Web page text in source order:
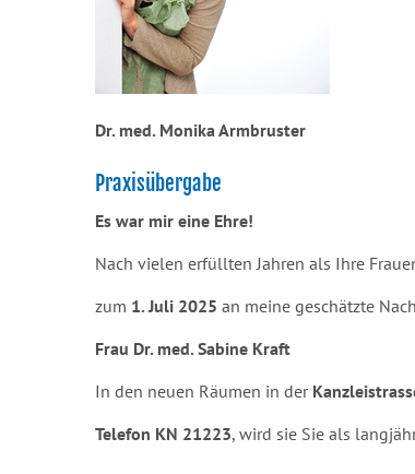
Dr. med. Monika Armbruster
Praxisübergabe
Es war mir eine Ehre!
Nach vielen erfüllten Jahren als Ihre
zum 1. Juli 2025 an meine geschätzte
Frau Dr. med. Sabine Kraft
In den neuen Räumen in der
Telefon KN 21223, wird sie Sie als